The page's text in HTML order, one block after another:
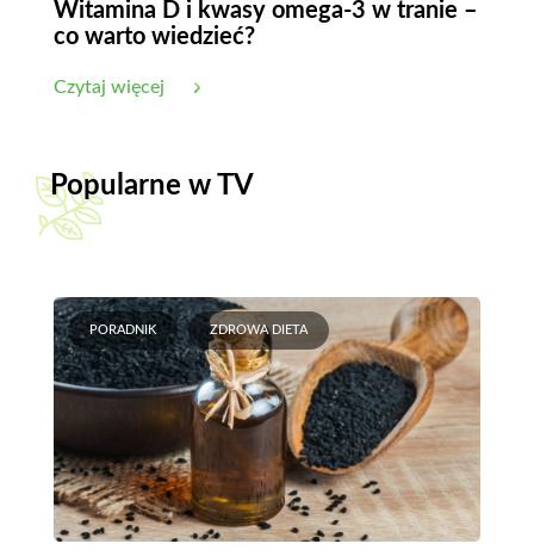
Witamina D i kwasy omega-3 w tranie –
co warto wiedzieć?
Czytaj więcej
Popularne w TV
PORADNIK ZDROWA DIETA